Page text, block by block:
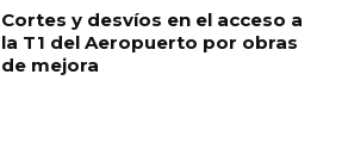
Cortes y desvíos en el acceso a
la T1 del Aeropuerto por obras
de mejora